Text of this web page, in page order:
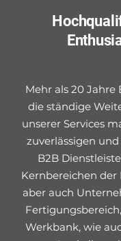
Mehr als 20
die ständige
unserer Services
zuverlässigen
B2B
Kernbereichen
aber auch
Werkbank, wie